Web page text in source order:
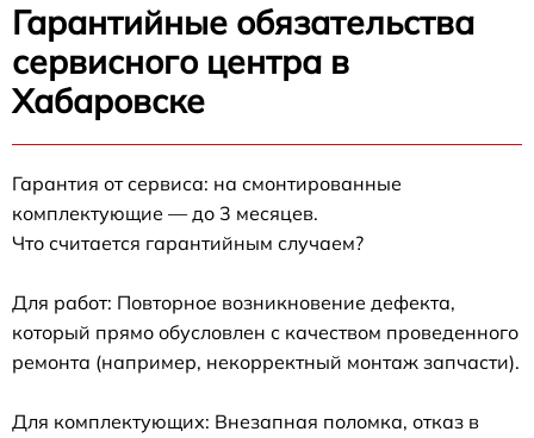
Гарантийные обязательства
сервисного центра в
Хабаровске
Гарантия от сервиса: на смонтированные
комплектующие — до 3 месяцев.
Что считается гарантийным случаем?
Для работ: Повторное возникновение дефекта,
который прямо обусловлен с качеством проведенного
ремонта (например, некорректный монтаж запчасти).
Для комплектующих: Внезапная поломка, отказ в